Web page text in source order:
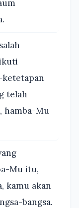
telah
hamba-Mu
Mu itu,
kamu akan
bangsa.